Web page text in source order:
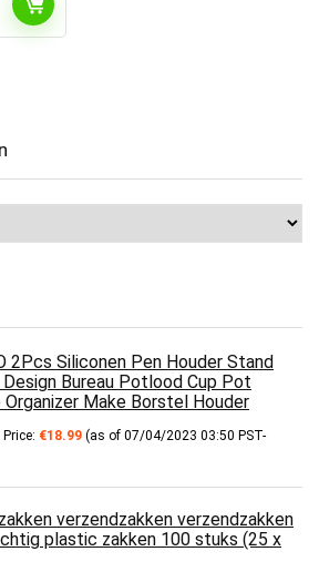
2Pcs Siliconen Pen Houder Stand
Bureau Potlood Cup Pot
Organizer Make Borstel Houder
€18.99 (as of 07/04/2023 03:50 PST-
verzendzakken verzendzakken
plastic zakken 100 stuks (25 x